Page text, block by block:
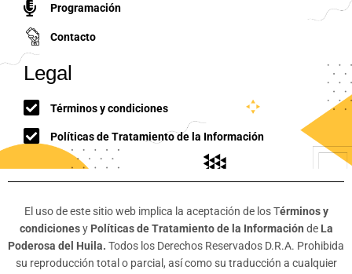
Programación
Contacto
Legal
Términos y condiciones
Políticas de Tratamiento de la Información
El uso de este sitio web implica la aceptación de los Términos y
condicionesy Políticas de Tratamiento de la Información de La
Poderosa del Huila. Todos los Derechos Reservados D.R.A. Prohibida
su reproducción total o parcial, así como su traducción a cualquier